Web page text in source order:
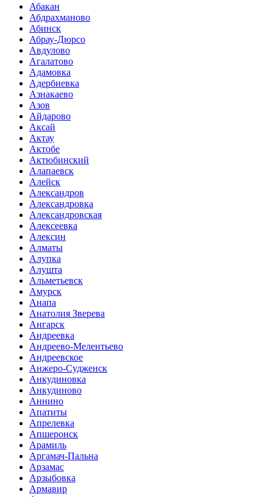
Абакан
Абдрахманово
Абинск
Абрау-Дюрсо
Авдулово
Агалатово
Адамовка
Адербиевка
Азнакаево
Азов
Айдарово
Аксай
Актау
Актобе
Актюбинский
Алапаевск
Алейск
Александров
Александровка
Александровская
Алексеевка
Алексин
Алматы
Алупка
Алушта
Альметьевск
Амурск
Анапа
Анатолия Зверева
Ангарск
Андреевка
Андреево-Мелентьево
Андреевское
Анжеро-Судженск
Анкудиновка
Анкудиново
Аннино
Апатиты
Апрелевка
Апшеронск
Арамиль
Аргамач-Пальна
Арзамас
Арзыбовка
Армавир